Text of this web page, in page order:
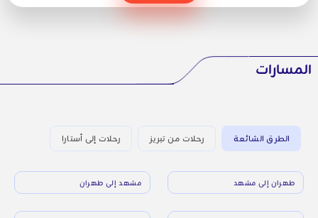
المسارات
الطرق الشائعة رحلات من تبريز رحلات إلى أستارا
طهران إلى مشهد مشهد إلى طهران